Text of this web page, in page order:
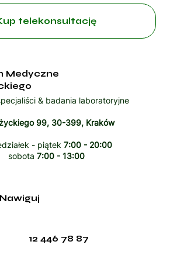
telekonsultację
Medyczne
& badania laboratoryjne
99, 30-399, Kraków
- piątek 7:00 - 20:00
sobota 7:00 - 13:00
12 446 78 87
Nawiguj